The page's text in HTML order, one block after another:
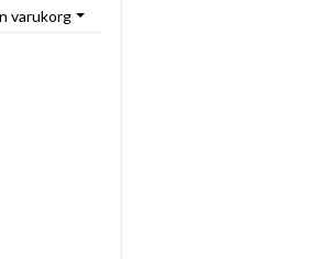
varukorg